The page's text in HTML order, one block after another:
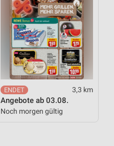
3,3 km
Angebote ab 03.08.
Noch morgen gültig